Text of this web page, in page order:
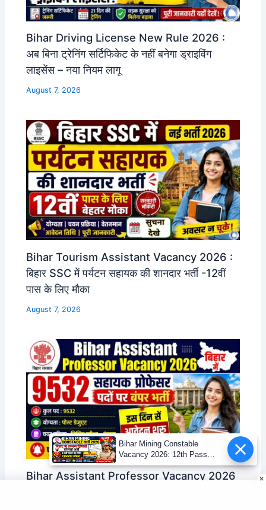
Bihar Driving License New Rule 2026 :
अब बिना ट्रेनिंग सर्टिफिकेट के नहीं बनेगा ड्राइविंग
लाइसेंस – नया नियम लागू
August 7, 2026
Bihar Tourism Assistant Vacancy 2026 :
बिहार SSC में पर्यटन सहायक की शानदार भर्ती -12वीं
पास के लिए मौका
August 7, 2026
Bihar Assistant Professor Vacancy 2026
Bihar Mining Constable
Vacancy 2026: 12th Pass
Mining Sipahi Bharti
Notification